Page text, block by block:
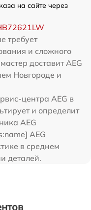
на сайте через
требует
и сложного
доставит AEG
Новгороде и
центра AEG в
и определит
AEG
AEG
в среднем
деталей.